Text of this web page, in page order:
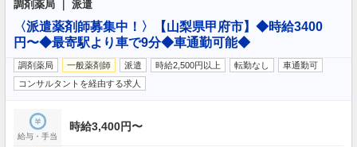
調剤薬局 ｜ 派遣
〈派遣薬剤師募集中！〉【山梨県甲府市】◆時給3400
円〜◆最寄駅より車で9分◆車通勤可能◆
調剤薬局 一般薬剤師 派遣 時給2,500円以上 転勤なし
車通勤可
コンサルタントを経由する求人
給与・手当
時給3,400円〜